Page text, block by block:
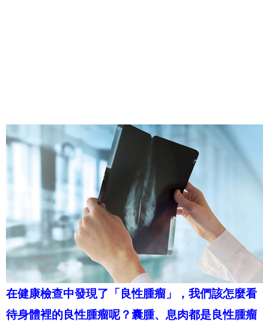
在健康檢查中發現了「良性腫瘤」，我們該怎麼看
待身體裡的良性腫瘤呢？囊腫、息肉都是良性腫瘤